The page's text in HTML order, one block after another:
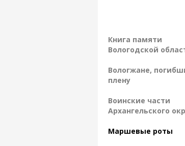
Книга памяти
Вологодской
Вологжане,
плену
Воинские части
Архангельского
Маршевые роты